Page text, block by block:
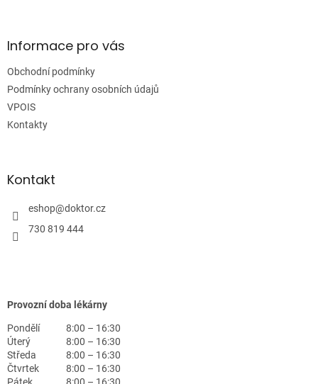
aInformace pro vás
Obchodní podmínky
Podmínky ochrany osobních údajů
VPOIS
Kontakty
Kontakt
eshop@doktor.cz
730 819 444
Provozní doba lékárny
Pondělí
8:00 – 16:30
Úterý
8:00 – 16:30
Středa
8:00 – 16:30
Čtvrtek
8:00 – 16:30